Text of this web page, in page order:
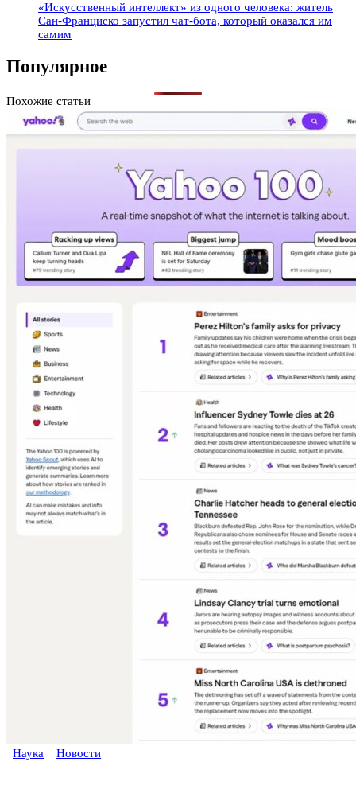
«Искусственный интеллект» из одного человека: житель
Сан-Франциско запустил чат-бота, который оказался им
самим
Популярное
Похожие статьи
Наука Новости